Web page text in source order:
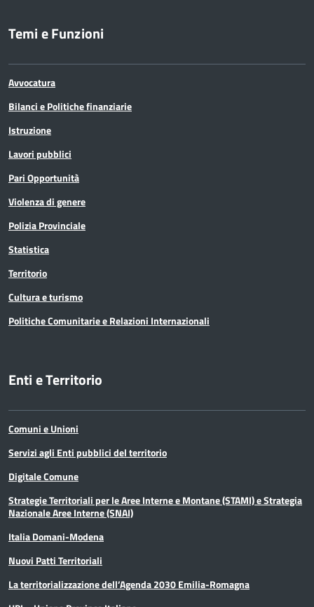
Temi e Funzioni
Avvocatura
Bilanci e Politiche finanziarie
Istruzione
Lavori pubblici
Pari Opportunità
Violenza di genere
Polizia Provinciale
Statistica
Territorio
Cultura e turismo
Politiche Comunitarie e Relazioni Internazionali
Enti e Territorio
Comuni e Unioni
Servizi agli Enti pubblici del territorio
Digitale Comune
Strategie Territoriali per le Aree Interne e Montane (STAMI) e Strategia
Nazionale Aree Interne (SNAI)
Italia Domani-Modena
Nuovi Patti Territoriali
La territorializzazione dell’Agenda 2030 Emilia-Romagna